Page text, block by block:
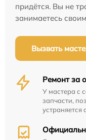
придётся. Вы не
занимаетесь
Вызвать
Ремонт за
У мастера с
запчасти,
устраняется